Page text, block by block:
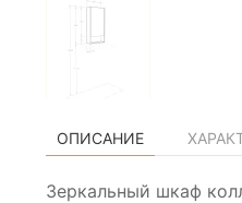
ОПИСАНИЕ
Зеркальный шкаф